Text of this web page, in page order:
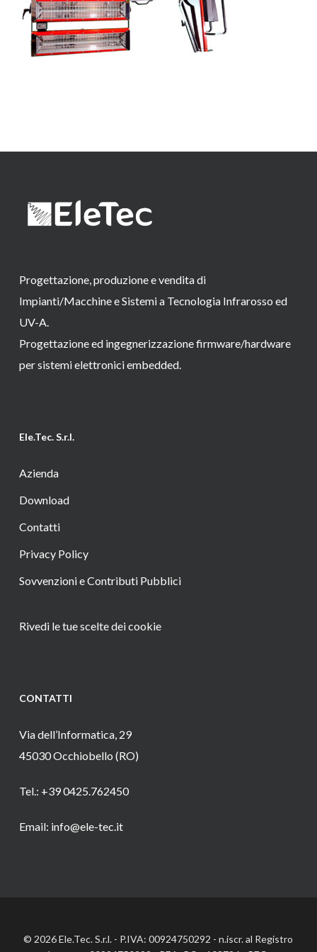
Progettazione, produzione e vendita di
Impianti/Macchine e Sistemi a Tecnologia Infrarosso ed
UV-A.
Progettazione ed ingegnerizzazione firmware/hardware
per sistemi elettronici embedded.
Ele.Tec. S.r.l.
Azienda
Download
Contatti
Privacy Policy
Sovvenzioni e Contributi Pubblici
Rivedi le tue scelte dei cookie
CONTATTI
Via dell’Informatica, 29
45030 Occhiobello (RO)
Tel.: +39 0425.762450
Email: info@ele-tec.it
© 2026 Ele.Tec. S.r.l. - P.IVA: 00924750292 - n.iscr. al Registro